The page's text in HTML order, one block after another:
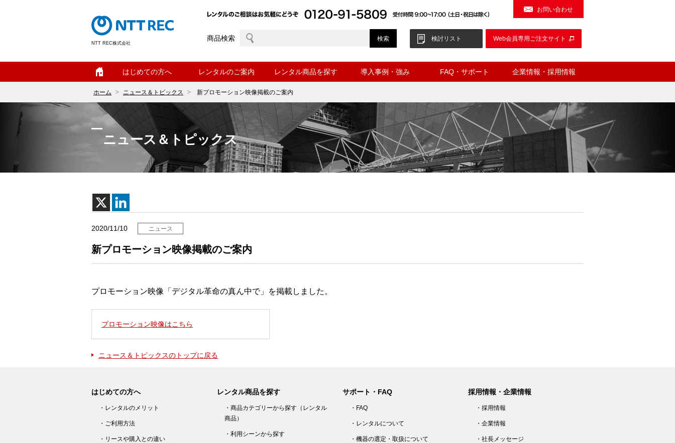
NTT REC株式会社
お問い合わせ
商品検索 検討リスト Web会員専用ご注文サイト
はじめての方へ レンタルのご案内 レンタル商品を探す 導入事例・強み FAQ・サポート 企業情報・採用情報
ホーム ニュース＆トピックス 新プロモーション映像掲載のご案内
ニュース＆トピックス
2020/11/10 ニュース
新プロモーション映像掲載のご案内
プロモーション映像「デジタル革命の真ん中で」を掲載しました。
プロモーション映像はこちら
ニュース＆トピックスのトップに戻る
はじめての方へ
・レンタルのメリット
・ご利用方法
・リースや購入との違い
レンタル商品を探す
・商品カテゴリーから探す（レンタル
商品）
・利用シーンから探す
サポート・FAQ
・FAQ
・レンタルについて
・機器の選定・取扱について
採用情報・企業情報
・採用情報
・企業情報
・社長メッセージ